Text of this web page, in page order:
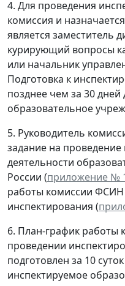
4. Для проведения
комиссия и
является заместитель
курирующий вопросы
или начальник
Подготовка к
позднее чем за 30 дней
образовательное
5. Руководитель
задание на
деятельности
России (приложение №
работы комиссии
инспектирования (
6. План-график
проведении
подготовлен за 10
инспектируемое